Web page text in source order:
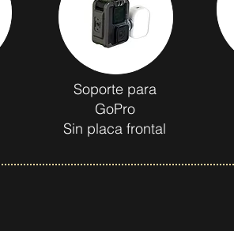
Soporte para
GoPro
Sin placa frontal